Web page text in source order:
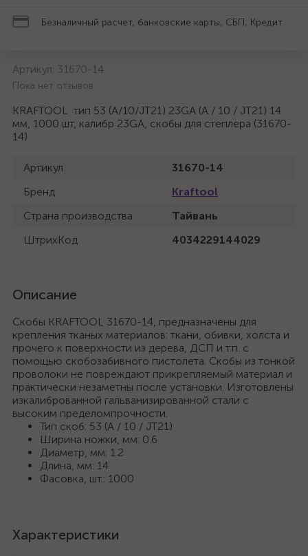
Безналичный расчет, банковские карты, СБП, Кредит
Артикул: 31670-14
Пока нет отзывов
KRAFTOOL тип 53 (A/10/JT21) 23GA (A / 10 / JT21) 14
мм, 1000 шт, калибр 23GA, скобы для степлера (31670-
14)
Артикул
31670-14
Бренд
Kraftool
Страна производства
Тайвань
ШтрихКод
4034229144029
Описание
Скобы KRAFTOOL 31670-14, предназначены для
крепления тканых материалов: ткани, обивки, холста и
прочего к поверхности из дерева, ДСП и т.п. с
помощью скобозабивного пистолета. Скобы из тонкой
проволоки не повреждают прикрепляемый материал и
практически незаметны после установки. Изготовлены
изкалиброванной гальванизированной стали с
высоким пределомпрочности.
Тип скоб: 53 (A / 10 / JT21)
Ширина ножки, мм: 0.6
Диаметр, мм: 1.2
Длина, мм: 14
Фасовка, шт.: 1000
Характеристики